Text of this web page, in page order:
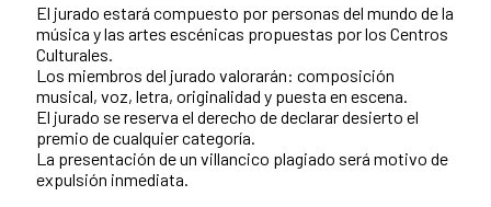
El jurado estará compuesto por personas del mundo de la
música y las artes escénicas propuestas por los Centros
Culturales.
Los miembros del jurado valorarán: composición
musical, voz, letra, originalidad y puesta en escena.
El jurado se reserva el derecho de declarar desierto el
premio de cualquier categoría.
La presentación de un villancico plagiado será motivo de
expulsión inmediata.